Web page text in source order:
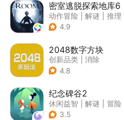
密室逃脱探索地库6
动作冒险 解谜
推理
| 欧美风
4.9
2048数字方块
创新品类
消除
| 多比特
4.8
纪念碑谷2
休闲益智 解谜
冒险
| 清新
3.5